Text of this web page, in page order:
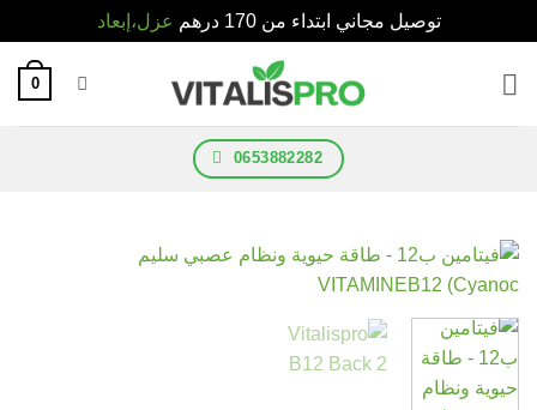
توصيل مجاني ابتداء من 170 درهم عزل،إبعاد
0653882282